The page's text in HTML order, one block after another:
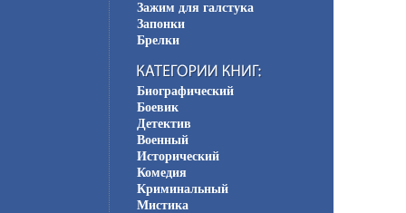
Зажим для галстука
Запонки
Брелки
Биографический
Боевик
Детектив
Военный
Исторический
Комедия
Криминальный
Мистика